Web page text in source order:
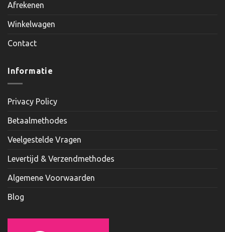
Afrekenen
Winkelwagen
Contact
Informatie
Privacy Policy
Betaalmethodes
Veelgestelde Vragen
Levertijd & Verzendmethodes
Algemene Voorwaarden
Blog